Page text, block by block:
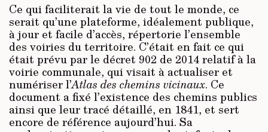
Ce qui faciliterait la vie de tout le monde, ce
serait qu’une plateforme, idéalement publique,
à jour et facile d’accès, répertorie l’ensemble
des voiries du territoire. C’était en fait ce qui
était prévu par le décret 902 de 2014 relatif à la
voirie communale, qui visait à actualiser et
numériser l’Atlas des chemins vicinaux. Ce
document a fixé l’existence des chemins publics
ainsi que leur tracé détaillé, en 1841, et sert
encore de référence aujourd’hui. Sa